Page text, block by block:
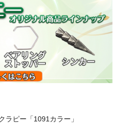
ラピー「1091カラー」